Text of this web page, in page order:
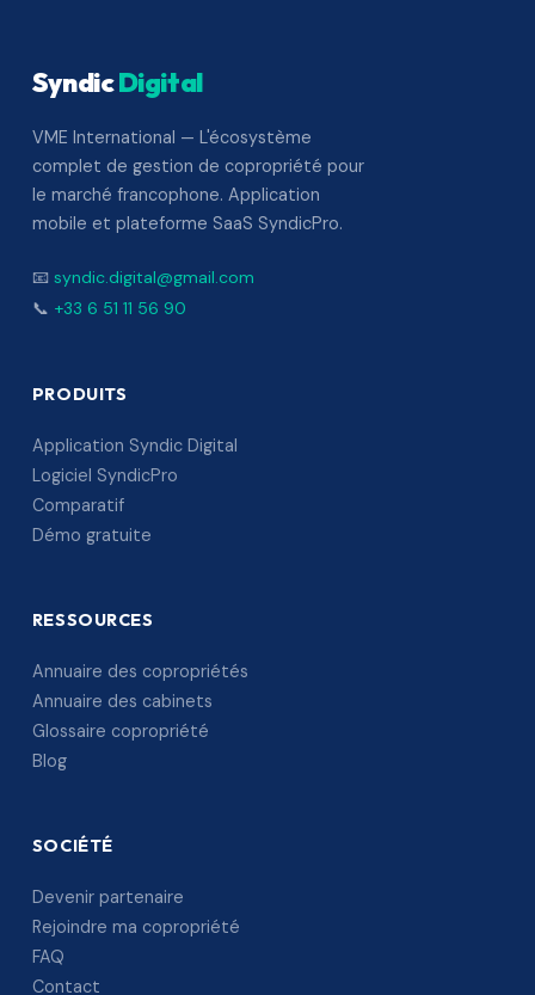
SyndicDigital
VME International — L'écosystème
complet de gestion de copropriété pour
le marché francophone. Application
mobile et plateforme SaaS SyndicPro.
📧 syndic.digital@gmail.com
📞 +33 6 51 11 56 90
PRODUITS
Application Syndic Digital
Logiciel SyndicPro
Comparatif
Démo gratuite
RESSOURCES
Annuaire des copropriétés
Annuaire des cabinets
Glossaire copropriété
Blog
SOCIÉTÉ
Devenir partenaire
Rejoindre ma copropriété
FAQ
Contact